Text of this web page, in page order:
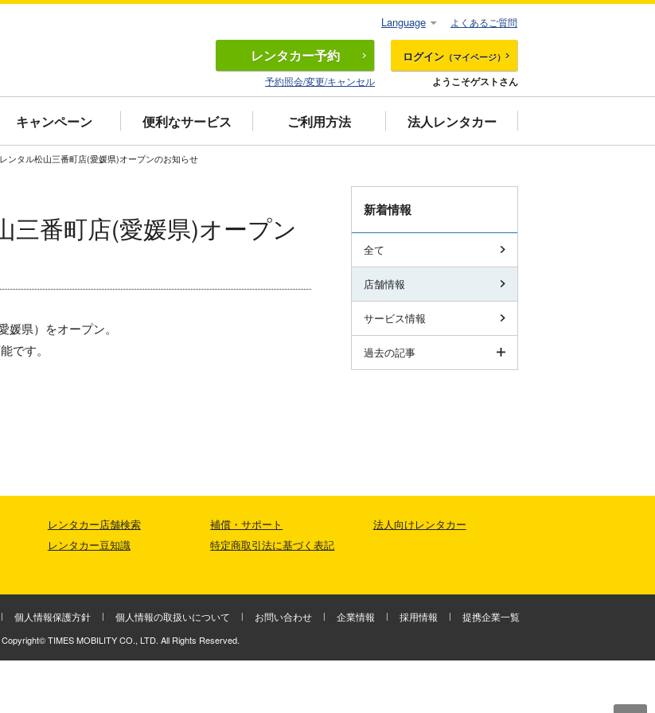
レンタカー予約
予約照会/変更/キャンセル
ログイン （マイページ）
ようこそゲストさん
キャンペーン 便利なサービス ご利用方法 法人レンタカー
よくあるご質問
Language
ンタル松山三番町店(愛媛県)オープンのお知らせ
三番町店(愛媛県)オープン
県）をオープン。
です。
新着情報
全て
店舗情報
サービス情報
過去の記事
レンタカー店舗検索
レンタカー豆知識
補償・サポート
特定商取引法に基づく表記
法人向けレンタカー
個人情報保護方針 個人情報の取扱いについて お問い合わせ 企業情報 採用情報 提携企業一覧
Copyright© TIMES MOBILITY CO., LTD. All Rights Reserved.